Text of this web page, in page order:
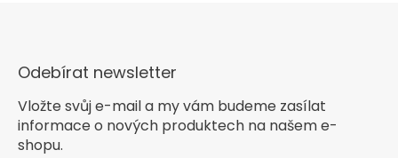
Odebírat newsletter
Vložte svůj e-mail a my vám budeme zasílat
informace o nových produktech na našem e-
shopu.